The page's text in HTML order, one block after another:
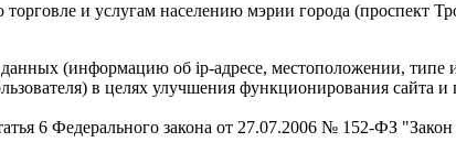
и услугам населению мэрии города (проспект
(информацию об ip-адресе, местоположении,
в целях улучшения функционирования сайта и
6 Федерального закона от 27.07.2006 № 152-ФЗ